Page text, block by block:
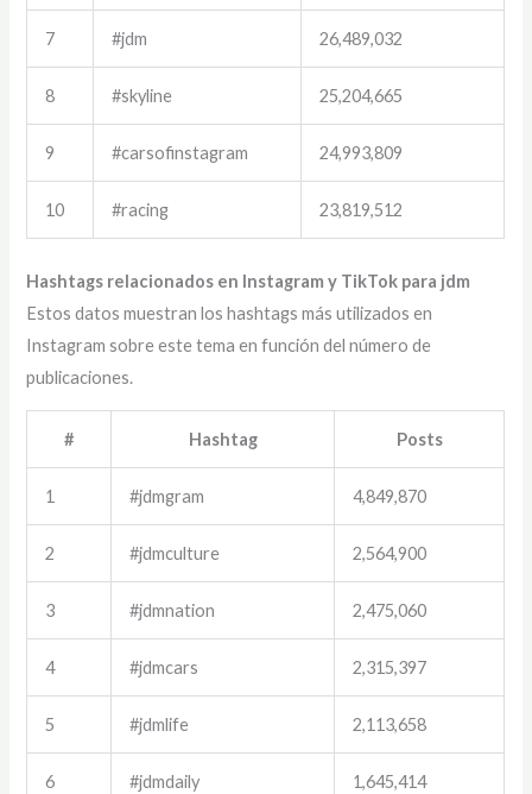
7 #jdm 26,489,032
8 #skyline 25,204,665
9 #carsofinstagram 24,993,809
10 #racing 23,819,512
Hashtags relacionados en Instagram y TikTok para jdm
Estos datos muestran los hashtags más utilizados en
Instagram sobre este tema en función del número de
publicaciones.
# Hashtag Posts
1 #jdmgram 4,849,870
2 #jdmculture 2,564,900
3 #jdmnation 2,475,060
4 #jdmcars 2,315,397
5 #jdmlife 2,113,658
6 #jdmdaily 1,645,414